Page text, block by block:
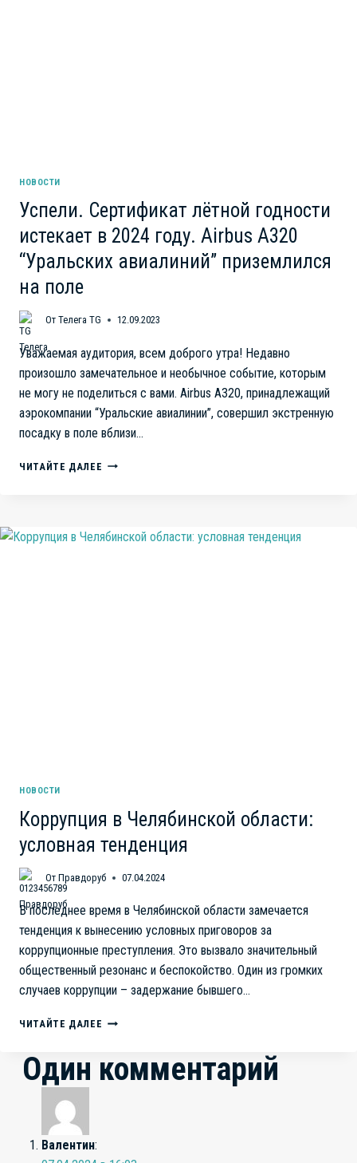
НОВОСТИ
Успели. Сертификат лётной годности
истекает в 2024 году. Airbus A320
“Уральских авиалиний” приземлился
на поле
От Телега TG 12.09.2023
Уважаемая аудитория, всем доброго утра! Недавно
произошло замечательное и необычное событие, которым
не могу не поделиться с вами. Airbus A320, принадлежащий
аэрокомпании “Уральские авиалинии”, совершил экстренную
посадку в поле вблизи…
ЧИТАЙТЕ ДАЛЕЕ УСПЕЛИ.
В
НОВОСТИ
Коррупция в Челябинской области:
условная тенденция
От Правдоруб 07.04.2024
В последнее время в Челябинской области замечается
тенденция к вынесению условных приговоров за
коррупционные преступления. Это вызвало значительный
общественный резонанс и беспокойство. Один из громких
случаев коррупции – задержание бывшего…
ЧИТАЙТЕ ДАЛЕЕ КОРРУПЦИЯ
ОБЛАСТИ:
Один комментарий
Валентин: